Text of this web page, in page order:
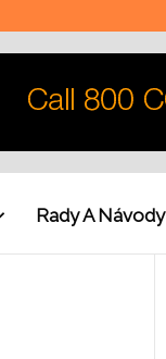
Rady A Návody